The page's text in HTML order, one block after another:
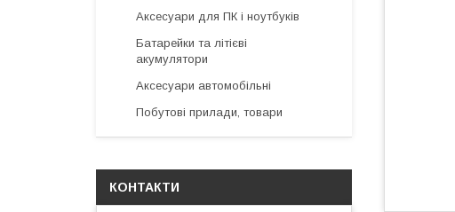
Аксесуари для ПК і ноутбуків
Батарейки та літієві
акумулятори
Аксесуари автомобільні
Побутові прилади, товари
КОНТАКТИ